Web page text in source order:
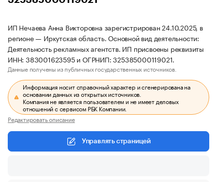
ИП Нечаева Анна Викторовна зарегистрирован 24.10.2025, в
регионе — Иркутская область. Основной вид деятельности:
Деятельность рекламных агентств. ИП присвоены реквизиты
ИНН: 383001623595 и ОГРНИП: 325385000119021.
Данные получены из публичных государственных источников.
Информация носит справочный характер и сгенерирована на
основании данных из открытых источников.
Компания не является пользователем и не имеет деловых
отношений с сервисом РБК Компании.
Редактировать описание
Управлять страницей